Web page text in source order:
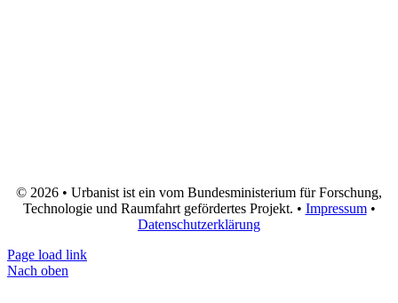
© 2026 • Urbanist ist ein vom Bundesministerium für Forschung,
Technologie und Raumfahrt gefördertes Projekt. • Impressum•
Datenschutzerklärung
Page load link
Nach oben